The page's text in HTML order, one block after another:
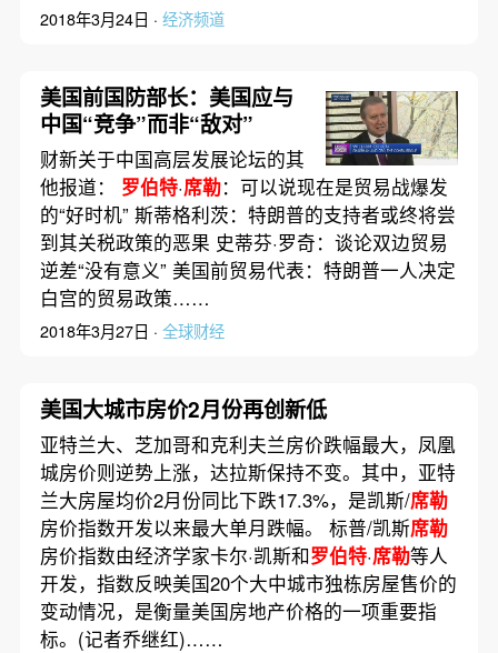
2018年3月24日 · 经济频道
美国前国防部长：美国应与
中国“竞争”而非“敌对”
财新关于中国高层发展论坛的其
他报道： 罗伯特·席勒：可以说现在是贸易战爆发
的“好时机” 斯蒂格利茨：特朗普的支持者或终将尝
到其关税政策的恶果 史蒂芬·罗奇：谈论双边贸易
逆差“没有意义” 美国前贸易代表：特朗普一人决定
白宫的贸易政策……
2018年3月27日 · 全球财经
美国大城市房价2月份再创新低
亚特兰大、芝加哥和克利夫兰房价跌幅最大，凤凰
城房价则逆势上涨，达拉斯保持不变。其中，亚特
兰大房屋均价2月份同比下跌17.3%，是凯斯/席勒
房价指数开发以来最大单月跌幅。 标普/凯斯席勒
房价指数由经济学家卡尔·凯斯和罗伯特·席勒等人
开发，指数反映美国20个大中城市独栋房屋售价的
变动情况，是衡量美国房地产价格的一项重要指
标。(记者乔继红)……